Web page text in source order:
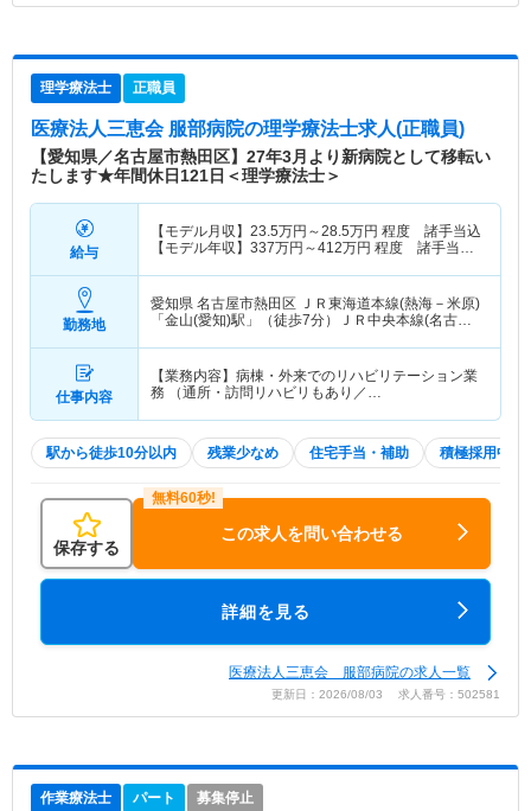
理学療法士 正職員
医療法人三恵会 服部病院の理学療法士求人(正職員)
【愛知県／名古屋市熱田区】27年3月より新病院として移転い
たします★年間休日121日＜理学療法士＞
給与
【モデル月収】 23.5万円～28.5万円 程度 諸手当込
【モデル年収】 337万円～412万円 程度 諸手当・
勤務地
愛知県 名古屋市熱田区
ＪＲ東海道本線(熱海－米原)
「金山(愛知)駅」（徒歩7分）ＪＲ中央本線(名古屋
仕事内容
【業務内容】病棟・外来でのリハビリテーション業
務 （通所・訪問リハビリもあり／…
駅から徒歩10分以内 残業少なめ 住宅手当・補助 積極採用中
保存する
この求人を問い合わせる
詳細を見る
医療法人三恵会 服部病院の求人一覧
更新日：2026/08/03 求人番号：502581
作業療法士 パート 募集停止